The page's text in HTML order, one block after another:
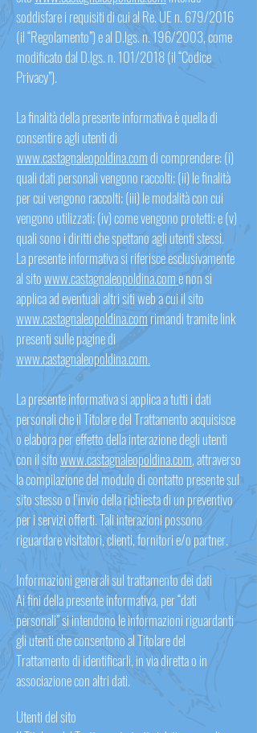
soddisfare i requisiti di cui al Re. UE n. 679/2016
(il “Regolamento”) e al D.lgs. n. 196/2003, come
modificato dal D.lgs. n. 101/2018 (il “Codice
Privacy”).
La finalità della presente informativa è quella di
consentire agli utenti di
www.castagnaleopoldina.comdi comprendere: (i)
quali dati personali vengono raccolti; (ii) le finalità
per cui vengono raccolti; (iii) le modalità con cui
vengono utilizzati; (iv) come vengono protetti; e (v)
quali sono i diritti che spettano agli utenti stessi.
La presente informativa si riferisce esclusivamente
al sitowww.castagnaleopoldina.come non si
applica ad eventuali altri siti web a cui il sito
www.castagnaleopoldina.com rimandi tramite link
presenti sulle pagine di
www.castagnaleopoldina.com.
La presente informativa si applica a tutti i dati
personali che il Titolare del Trattamento acquisisce
o elabora per effetto della interazione degli utenti
con il sitowww.castagnaleopoldina.com, attraverso
la compilazione del modulo di contatto presente sul
sito stesso o l’invio della richiesta di un preventivo
per i servizi offerti. Tali interazioni possono
riguardare visitatori, clienti, fornitori e/o partner.
Informazioni generali sul trattamento dei dati
Ai fini della presente informativa, per “dati
personali” si intendono le informazioni riguardanti
gli utenti che consentono al Titolare del
Trattamento di identificarli, in via diretta o in
associazione con altri dati.
Utenti del sito